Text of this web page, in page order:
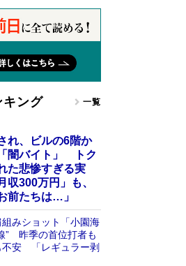
キング 一覧
れ、ビルの6階か
闇バイト」 トク
た悲惨すぎる実
300万円」も、
前たちは…」
組みショット「小園海
” 昨季の首位打者も
不安 「レギュラー剥